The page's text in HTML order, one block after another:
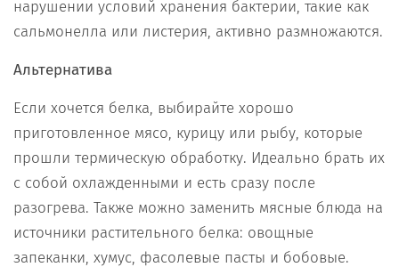
нарушении условий хранения бактерии, такие как
сальмонелла или листерия, активно размножаются.
Альтернатива
Если хочется белка, выбирайте хорошо
приготовленное мясо, курицу или рыбу, которые
прошли термическую обработку. Идеально брать их
с собой охлажденными и есть сразу после
разогрева. Также можно заменить мясные блюда на
источники растительного белка: овощные
запеканки, хумус, фасолевые пасты и бобовые.